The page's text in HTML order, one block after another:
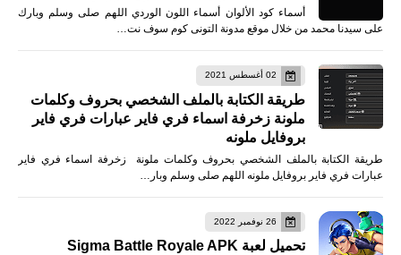
أسماء كود الألوان أسماء اللون الوردي اللهم صلى وسلم وبارك
على سيدنا محمد من خلال موقع مدونة التونى كوم سوف نت…
02 أغسطس 2021
طريقة الكتابة بالملف الشخصي بحروف وكلمات
ملونة زخرفة اسماء فري فاير عبارات فري فاير
بروفايل ملونه
طريقة الكتابة بالملف الشخصي بحروف وكلمات ملونة زخرفة اسماء فري فاير
عبارات فري فاير بروفايل ملونه اللهم صلى وسلم وبار…
26 نوفمبر 2022
تحميل لعبة Sigma Battle Royale APK